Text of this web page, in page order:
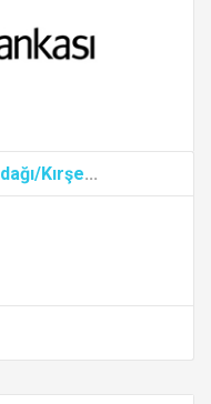
Kırşe...